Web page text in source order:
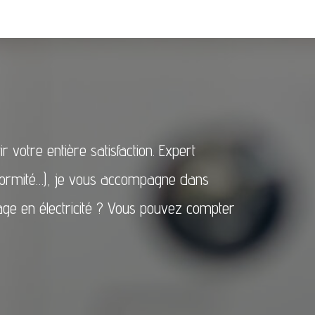
votre entière satisfaction. Expert
je vous accompagne dans
en électricité ? Vous pouvez compter